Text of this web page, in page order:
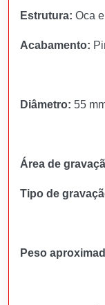
Estrutura: Oca
Acabamento:
Diâmetro: 55
Área de
Tipo de
Peso